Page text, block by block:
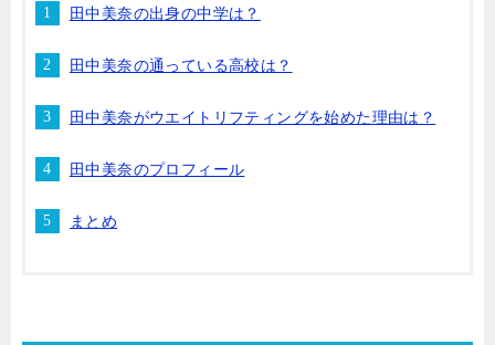
田中美奈の出身の中学は？
田中美奈の通っている高校は？
田中美奈がウエイトリフティングを始めた理由は？
田中美奈のプロフィール
まとめ